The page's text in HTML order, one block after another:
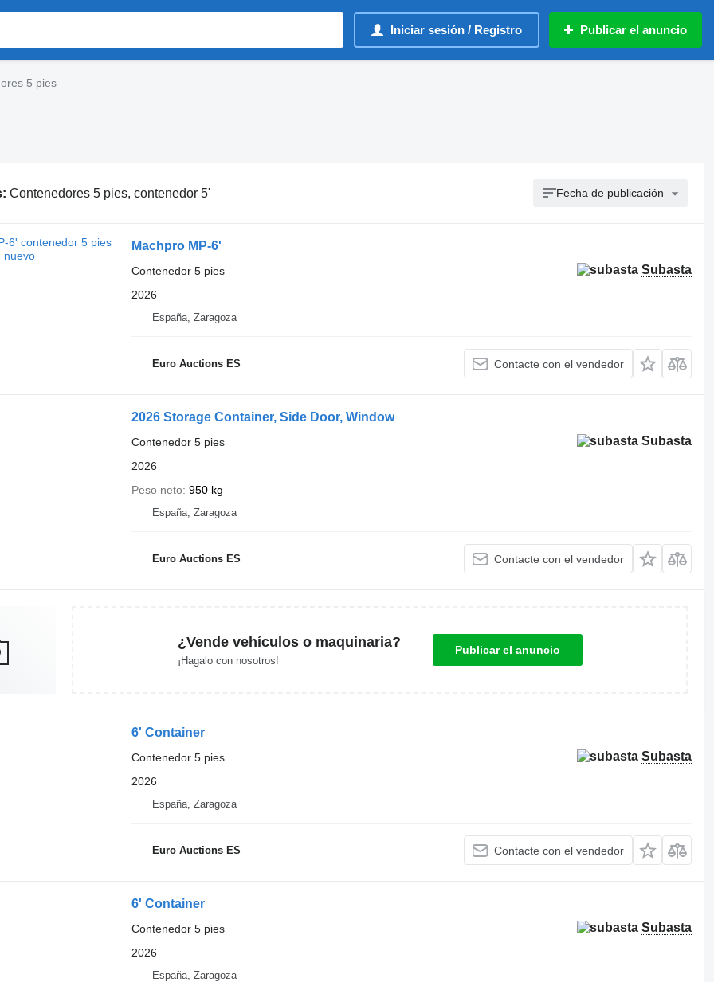
Iniciar sesión / Registro Publicar el anuncio
5 pies
Contenedores 5 pies, contenedor 5' Fecha de publicación
Machpro MP-6'
Subasta
Contenedor 5 pies
2026
España, Zaragoza
Euro Auctions ES Contacte con el vendedor
2026 Storage Container, Side Door, Window
Subasta
Contenedor 5 pies
2026
Peso neto 950 kg
España, Zaragoza
Euro Auctions ES Contacte con el vendedor
¿Vende vehículos o maquinaria?
¡Hagalo con nosotros!
Publicar el anuncio
6' Container
Subasta
Contenedor 5 pies
2026
España, Zaragoza
Euro Auctions ES Contacte con el vendedor
6' Container
Subasta
Contenedor 5 pies
2026
España, Zaragoza